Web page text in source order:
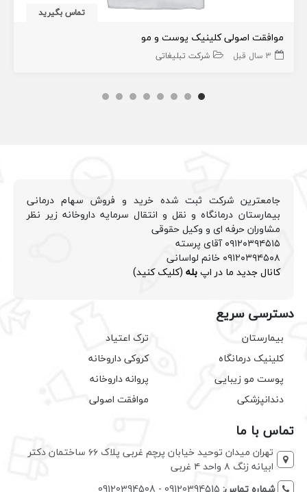
تماس بگیرید
موافقت اصولی کلینیک پوست و مو
3 سال قبل شرکت تبلیغاتی
جامعترین شرکت ثبت شده خرید و فروش سهام درمانی
بیمارستان درمانگاه و نقل و انتقال سرمایه داروخانه زیر نظر
مشاوران حرفه ای و وکیل حقوقی
۰۹۱۲۰۳۹۴۵۱۵ آقای پرسته
۰۹۱۲۰۳۹۴۵۰۸ خانم لواسانی
کانال جدید ما در اپبله (کلیک کنید)
دسترسی سریع
بیمارستان
کلینیک درمانگاه
پوست مو زیبایی
دندانپزشکی
ترک اعتیاد
کروکی داروخانه
پروانه داروخانه
موافقت اصولی
تماس با ما
تهران میدان توحید خیابان پرچم غربی پلاک ۶۶ ساختمان دکتر
ابیانه زنگ ۸ واحد ۴ غربی